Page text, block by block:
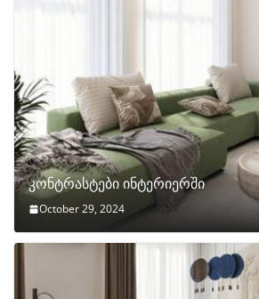
კონტრასტები ინტერიერში
October 29, 2024